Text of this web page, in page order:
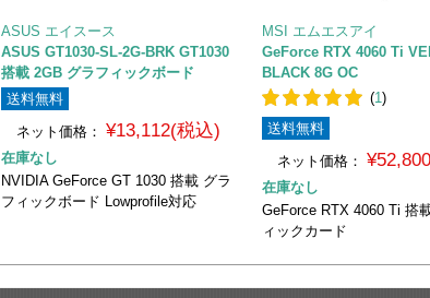
ASUS エイスース
ASUS GT1030-SL-2G-BRK GT1030
搭載 2GB グラフィックボード
送料無料
ネット価格：
¥13,112(税込)
在庫なし
NVIDIA GeForce GT 1030 搭載 グラ
フィックボード Lowprofile対応
MSI エムエスアイ
GeForce RTX 4060 Ti
BLACK 8G OC
(1 )
送料無料
ネット価格：
在庫なし
GeForce RTX 4060 Ti 搭
ィックカード